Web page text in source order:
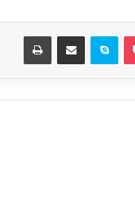
پاکت اسکایپ